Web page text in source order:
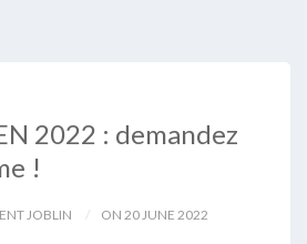
2022 : demandez
!
JOBLIN ON 20 JUNE 2022